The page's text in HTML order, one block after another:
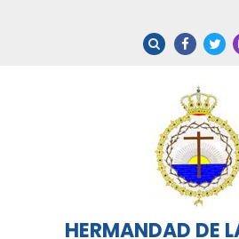
HERMANDAD DE